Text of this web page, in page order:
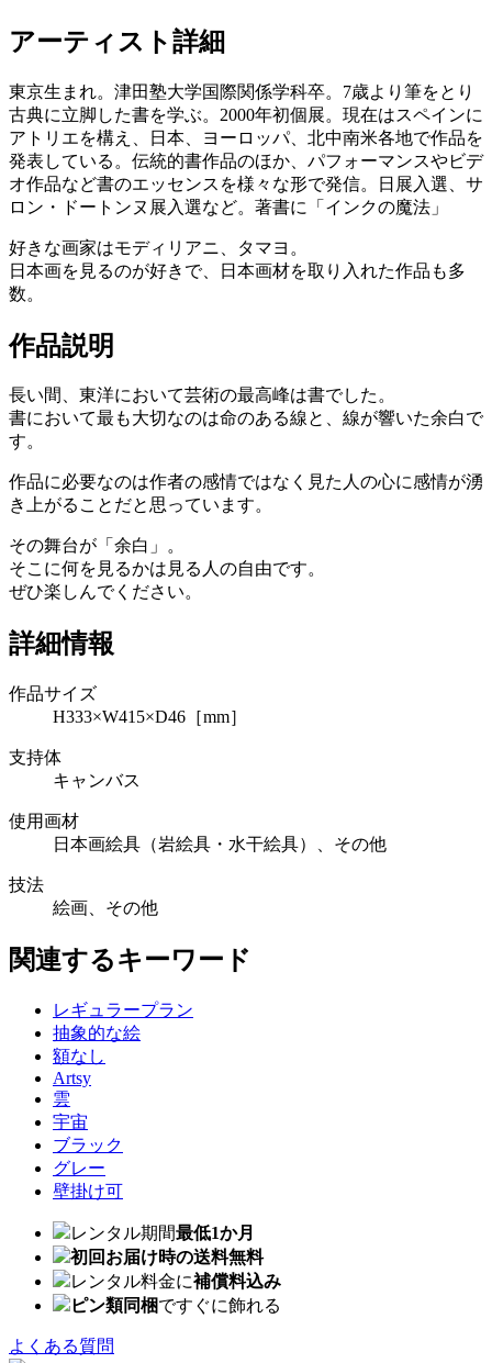
アーティスト詳細
東京生まれ。津田塾大学国際関係学科卒。7歳より筆をとり
古典に立脚した書を学ぶ。2000年初個展。現在はスペインに
アトリエを構え、日本、ヨーロッパ、北中南米各地で作品を
発表している。伝統的書作品のほか、パフォーマンスやビデ
オ作品など書のエッセンスを様々な形で発信。日展入選、サ
ロン・ドートンヌ展入選など。著書に「インクの魔法」
好きな画家はモディリアニ、タマヨ。
日本画を見るのが好きで、日本画材を取り入れた作品も多
数。
作品説明
長い間、東洋において芸術の最高峰は書でした。
書において最も大切なのは命のある線と、線が響いた余白で
す。
作品に必要なのは作者の感情ではなく見た人の心に感情が湧
き上がることだと思っています。
その舞台が「余白」。
そこに何を見るかは見る人の自由です。
ぜひ楽しんでください。
詳細情報
作品サイズ
H333×W415×D46［mm］
支持体
キャンバス
使用画材
日本画絵具（岩絵具・水干絵具）、その他
技法
絵画、その他
関連するキーワード
レギュラープラン
抽象的な絵
額なし
Artsy
雲
宇宙
ブラック
グレー
壁掛け可
レンタル期間最低1か月
初回お届け時の送料無料
レンタル料金に補償料込み
ピン類同梱ですぐに飾れる
よくある質問